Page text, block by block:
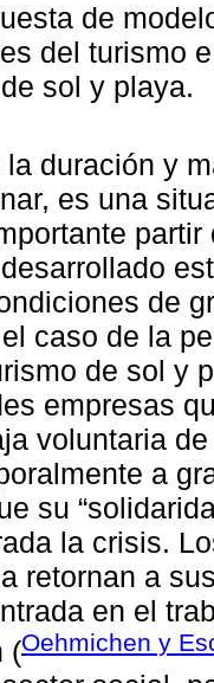
de
del turismo
sol y playa.
duración y
es una
de
caso de la
de sol y
empresas
voluntaria
a
su
la crisis.
retornan a
en el
(Oehmichen y